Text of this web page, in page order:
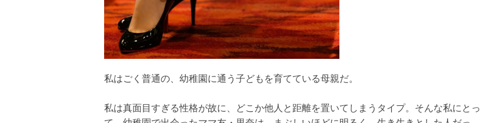
私はごく普通の、幼稚園に通う子どもを育てている母親だ。
私は真面目すぎる性格が故に、どこか他人と距離を置いてしまうタイプ。そんな私にとっ